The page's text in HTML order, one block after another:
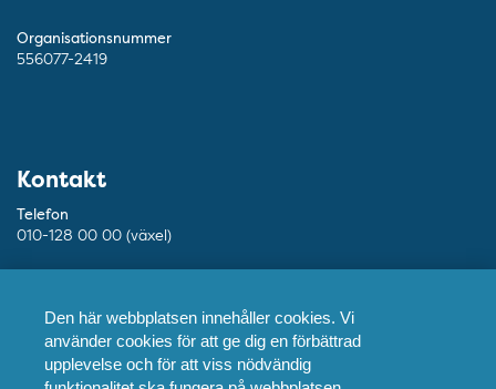
Den här webbplatsen innehåller cookies. Vi
använder cookies för att ge dig en förbättrad
upplevelse och för att viss nödvändig
Organisationsnummer
556077-2419
Kontakt
Telefon
010-128 00 00 (växel)
Besöksadress
Adolf Fredriks Kyrkogata 9, Stockholm